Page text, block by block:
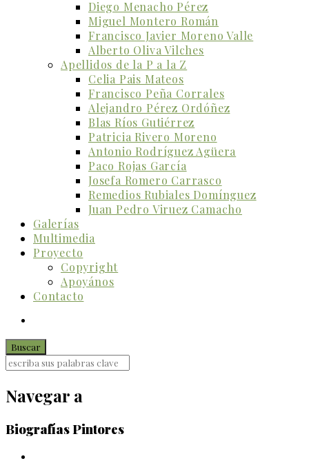
Diego Menacho Pérez
Miguel Montero Román
Francisco Javier Moreno Valle
Alberto Oliva Vilches
Apellidos de la P a la Z
Celia Pais Mateos
Francisco Peña Corrales
Alejandro Pérez Ordóñez
Blas Ríos Gutiérrez
Patricia Rivero Moreno
Antonio Rodríguez Agüera
Paco Rojas García
Josefa Romero Carrasco
Remedios Rubiales Domínguez
Juan Pedro Viruez Camacho
Galerías
Multimedia
Proyecto
Copyright
Apoyános
Contacto
Navegar a
Biografías Pintores